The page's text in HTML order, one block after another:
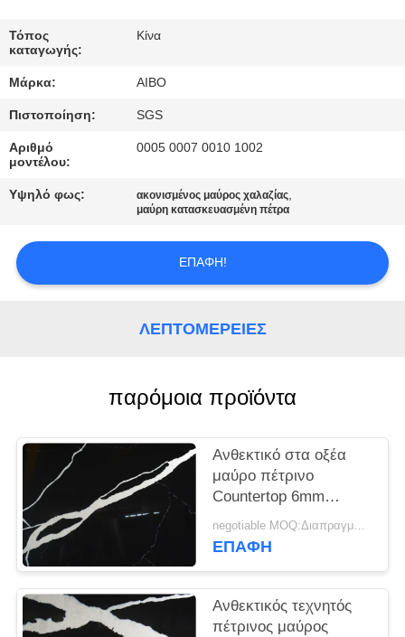
ΜΑΣ
ΕΛΆΤΕ
ΕΠΑΦΉ
ΜΕ
ΖΗΤΉΣΤΕ
ΑΠΌΣΠΑΣΜΑ
SITEMAP
PRIVACY
POLICY
Τόπος
καταγωγής:
Κίνα
Μάρκα: AIBO
Πιστοποίηση: SGS
Αριθμό
μοντέλου:
0005 0007 0010 1002
Υψηλό φως: ακονισμένος μαύρος χαλαζίας,
μαύρη κατασκευασμένη πέτρα
ΕΠΑΦΉ!
ΛΕΠΤΟΜΈΡΕΙΕΣ
παρόμοια προϊόντα
Ανθεκτικό στα οξέα
μαύρο πέτρινο
Countertop 6mm
χαλαζία πάχος 8mm
10mm 12mm
negotiable MOQ:Διαπραγματεύσιμο
ΕΠΑΦΉ
Ανθεκτικός τεχνητός
πέτρινος μαύρος